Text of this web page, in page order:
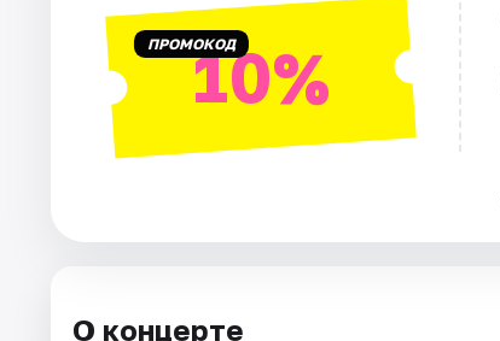
Артисты ПРОМОКОД10%
О концерте